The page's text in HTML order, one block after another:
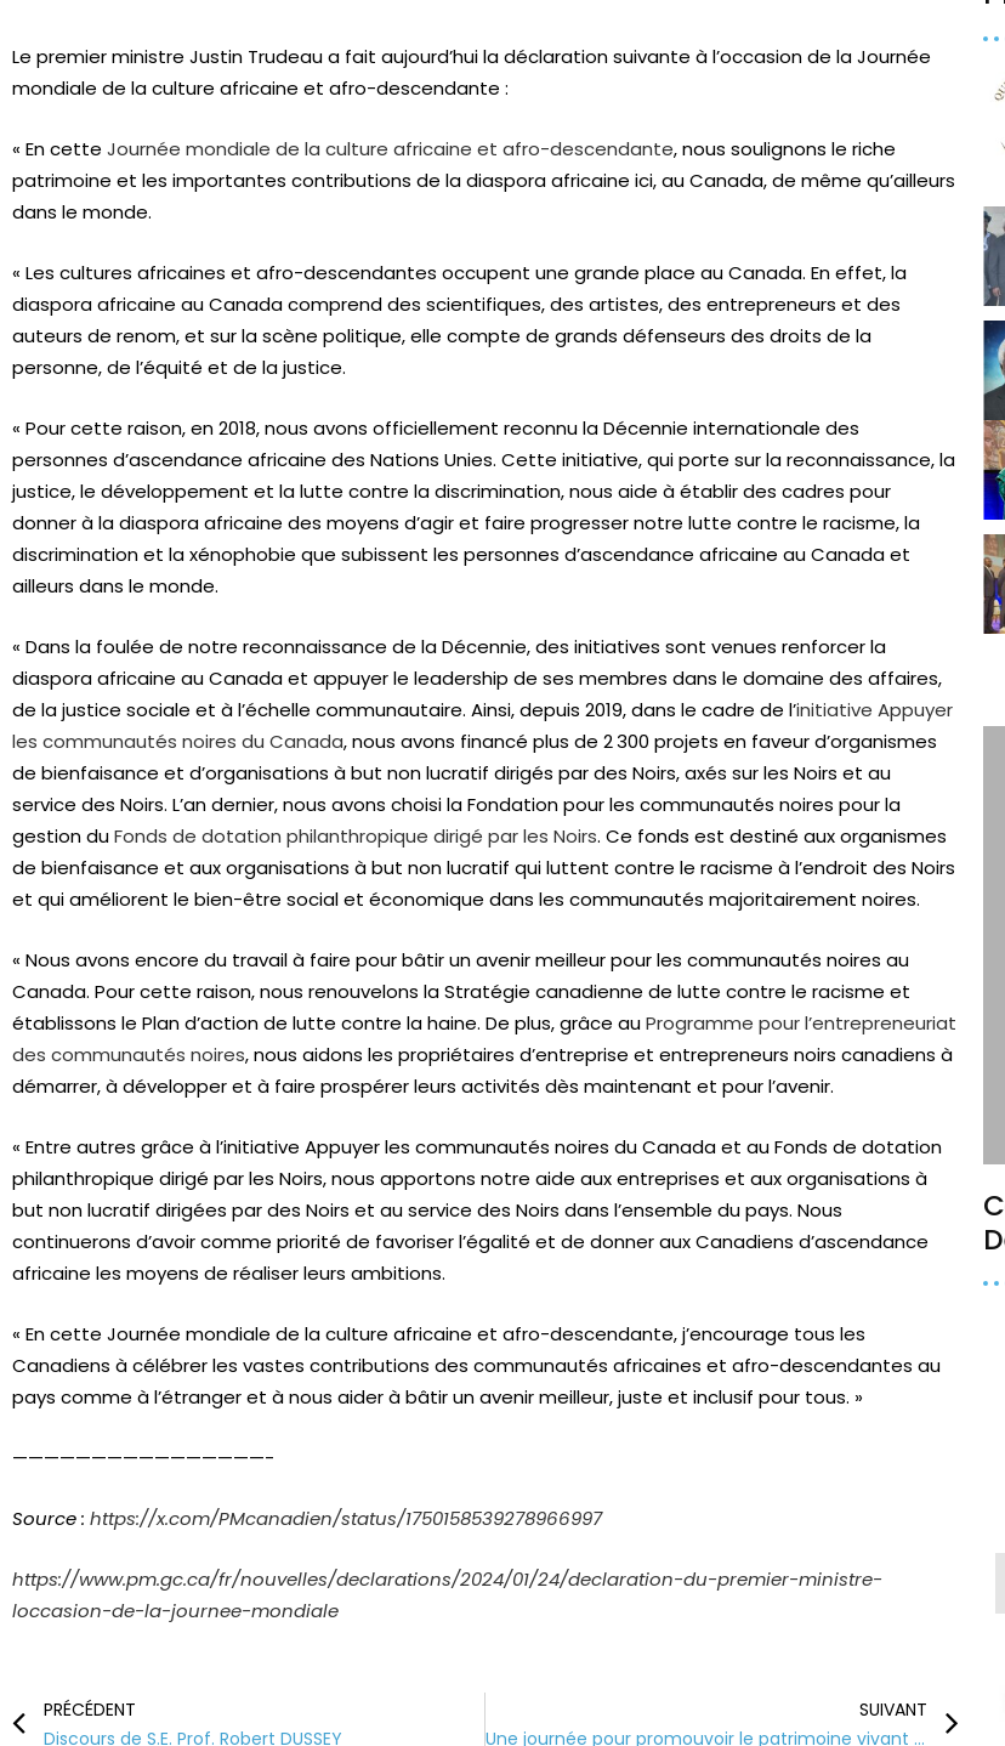
Le premier ministre Justin Trudeau a fait aujourd’hui la déclaration suivante à l’occasion de la Journée
mondiale de la culture africaine et afro-descendante :
« En cette Journée mondiale de la culture africaine et afro-descendante, nous soulignons le riche
patrimoine et les importantes contributions de la diaspora africaine ici, au Canada, de même qu’ailleurs
dans le monde.
« Les cultures africaines et afro-descendantes occupent une grande place au Canada. En effet, la
diaspora africaine au Canada comprend des scientifiques, des artistes, des entrepreneurs et des
auteurs de renom, et sur la scène politique, elle compte de grands défenseurs des droits de la
personne, de l’équité et de la justice.
« Pour cette raison, en 2018, nous avons officiellement reconnu la Décennie internationale des
personnes d’ascendance africaine des Nations Unies. Cette initiative, qui porte sur la reconnaissance, la
justice, le développement et la lutte contre la discrimination, nous aide à établir des cadres pour
donner à la diaspora africaine des moyens d’agir et faire progresser notre lutte contre le racisme, la
discrimination et la xénophobie que subissent les personnes d’ascendance africaine au Canada et
ailleurs dans le monde.
« Dans la foulée de notre reconnaissance de la Décennie, des initiatives sont venues renforcer la
diaspora africaine au Canada et appuyer le leadership de ses membres dans le domaine des affaires,
de la justice sociale et à l’échelle communautaire. Ainsi, depuis 2019, dans le cadre de l’initiative Appuyer
les communautés noires du Canada, nous avons financé plus de 2 300 projets en faveur d’organismes
de bienfaisance et d’organisations à but non lucratif dirigés par des Noirs, axés sur les Noirs et au
service des Noirs. L’an dernier, nous avons choisi la Fondation pour les communautés noires pour la
gestion duFonds de dotation philanthropique dirigé par les Noirs. Ce fonds est destiné aux organismes
de bienfaisance et aux organisations à but non lucratif qui luttent contre le racisme à l’endroit des Noirs
et qui améliorent le bien-être social et économique dans les communautés majoritairement noires.
« Nous avons encore du travail à faire pour bâtir un avenir meilleur pour les communautés noires au
Canada. Pour cette raison, nous renouvelons la Stratégie canadienne de lutte contre le racisme et
établissons le Plan d’action de lutte contre la haine. De plus, grâce auProgramme pour l’entrepreneuriat
des communautés noires, nous aidons les propriétaires d’entreprise et entrepreneurs noirs canadiens à
démarrer, à développer et à faire prospérer leurs activités dès maintenant et pour l’avenir.
« Entre autres grâce à l’initiative Appuyer les communautés noires du Canada et au Fonds de dotation
philanthropique dirigé par les Noirs, nous apportons notre aide aux entreprises et aux organisations à
but non lucratif dirigées par des Noirs et au service des Noirs dans l’ensemble du pays. Nous
continuerons d’avoir comme priorité de favoriser l’égalité et de donner aux Canadiens d’ascendance
africaine les moyens de réaliser leurs ambitions.
« En cette Journée mondiale de la culture africaine et afro-descendante, j’encourage tous les
Canadiens à célébrer les vastes contributions des communautés africaines et afro-descendantes au
pays comme à l’étranger et à nous aider à bâtir un avenir meilleur, juste et inclusif pour tous. »
————————————————-
Source : https://x.com/PMcanadien/status/1750158539278966997
https://www.pm.gc.ca/fr/nouvelles/declarations/2024/01/24/declaration-du-premier-ministre-
loccasion-de-la-journee-mondiale
PRÉCÉDENT
Discours de S.E. Prof. Robert DUSSEY
SUIVANT
Une journée pour promouvoir le patrimoine vivant des cultures africaines et afro-descendantes